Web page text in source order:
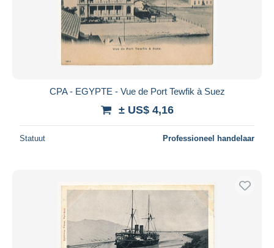
CPA - EGYPTE - Vue de Port Tewfik à Suez
± US$ 4,16
Statuut Professioneel handelaar